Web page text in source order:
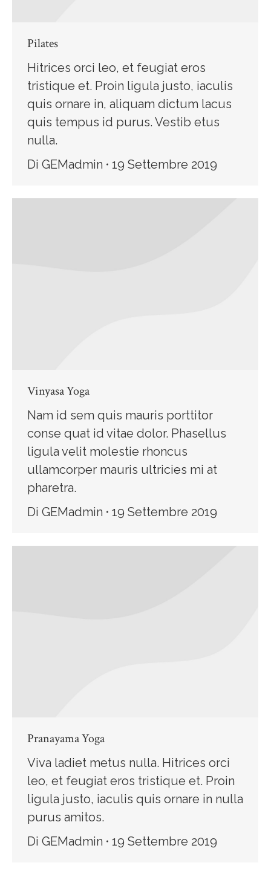
Pilates
Hitrices orci leo, et feugiat eros
tristique et. Proin ligula justo, iaculis
quis ornare in, aliquam dictum lacus
quis tempus id purus. Vestib etus
nulla.
Di GEMadmin 19 Settembre 2019
Vinyasa Yoga
Nam id sem quis mauris porttitor
conse quat id vitae dolor. Phasellus
ligula velit molestie rhoncus
ullamcorper mauris ultricies mi at
pharetra.
Di GEMadmin 19 Settembre 2019
Pranayama Yoga
Viva ladiet metus nulla. Hitrices orci
leo, et feugiat eros tristique et. Proin
ligula justo, iaculis quis ornare in nulla
purus amitos.
Di GEMadmin 19 Settembre 2019